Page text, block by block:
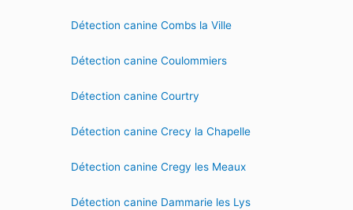
Détection canine Combs la Ville
Détection canine Coulommiers
Détection canine Courtry
Détection canine Crecy la Chapelle
Détection canine Cregy les Meaux
Détection canine Dammarie les Lys